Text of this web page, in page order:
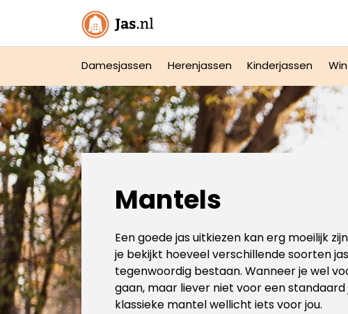
Damesjassen Herenjassen Kinderjassen
Mantels
Een goede jas uitkiezen kan erg moeilijk
je bekijkt hoeveel verschillende soorten
tegenwoordig bestaan. Wanneer je wel
gaan, maar liever niet voor een standaard
klassieke mantel wellicht iets voor jou.